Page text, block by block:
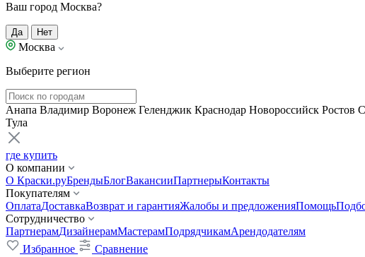
Ваш город Москва?
Да Нет
Москва
Выберите регион
Анапа Владимир Воронеж Геленджик Краснодар Новороссийск Ростов
Тула
где купить
О компании
О Краски.руБрендыБлогВакансииПартнерыКонтакты
Покупателям
ОплатаДоставкаВозврат и гарантияЖалобы и предложенияПомощь
Сотрудничество
ПартнерамДизайнерамМастерамПодрядчикамАрендодателям
Избранное
Сравнение